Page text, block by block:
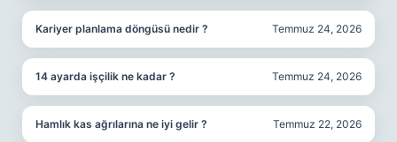
Kariyer planlama döngüsü nedir ? Temmuz 24, 2026
14 ayarda işçilik ne kadar ? Temmuz 24, 2026
Hamlık kas ağrılarına ne iyi gelir ? Temmuz 22, 2026